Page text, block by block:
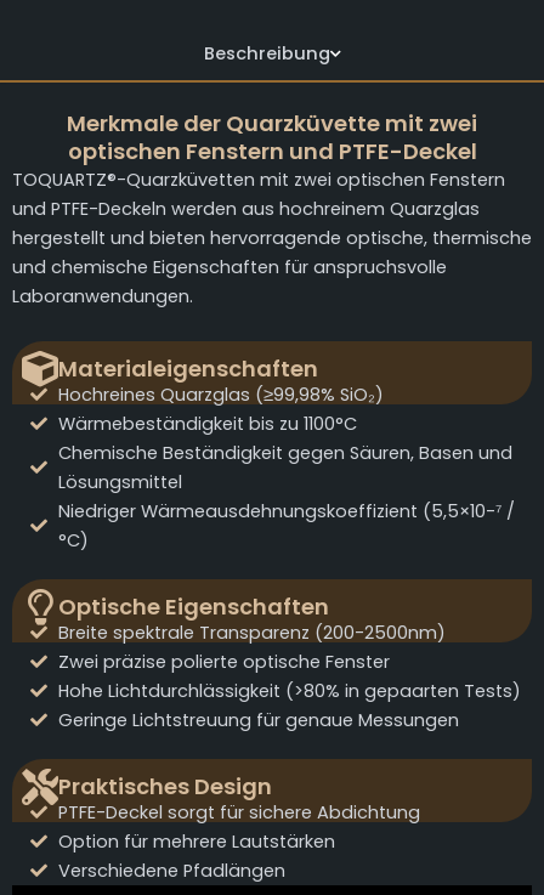
Beschreibung
Merkmale der Quarzküvette mit zwei
optischen Fenstern und PTFE-Deckel
TOQUARTZ®-Quarzküvetten mit zwei optischen Fenstern
und PTFE-Deckeln werden aus hochreinem Quarzglas
hergestellt und bieten hervorragende optische, thermische
und chemische Eigenschaften für anspruchsvolle
Laboranwendungen.
Materialeigenschaften
Hochreines Quarzglas (≥99,98% SiO₂)
Wärmebeständigkeit bis zu 1100°C
Chemische Beständigkeit gegen Säuren, Basen und
Lösungsmittel
Niedriger Wärmeausdehnungskoeffizient (5,5×10-⁷ /
°C)
Optische Eigenschaften
Breite spektrale Transparenz (200-2500nm)
Zwei präzise polierte optische Fenster
Hohe Lichtdurchlässigkeit (>80% in gepaarten Tests)
Geringe Lichtstreuung für genaue Messungen
Praktisches Design
PTFE-Deckel sorgt für sichere Abdichtung
Option für mehrere Lautstärken
Verschiedene Pfadlängen